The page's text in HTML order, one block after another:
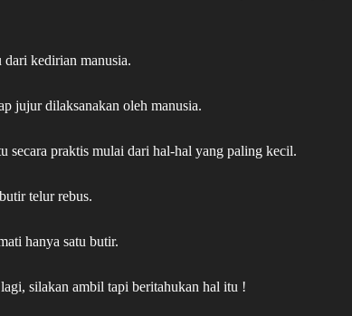
kedirian manusia.
jujur dilaksanakan oleh manusia.
secara praktis mulai dari hal-hal yang paling kecil.
telur rebus.
hanya satu butir.
silakan ambil tapi beritahukan hal itu !